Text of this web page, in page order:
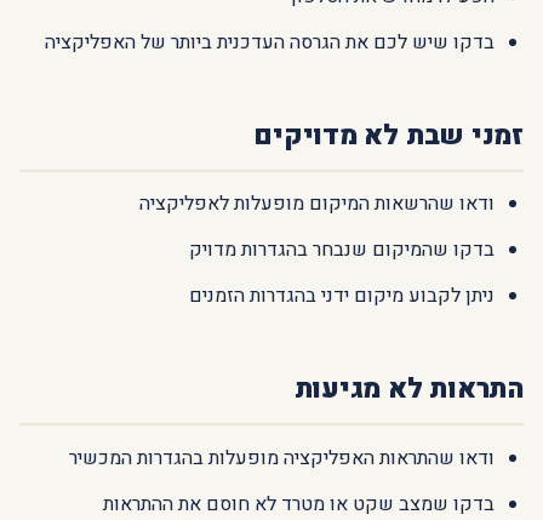
בדקו שיש לכם את הגרסה העדכנית ביותר של האפליקציה
זמני שבת לא מדויקים
ודאו שהרשאות המיקום מופעלות לאפליקציה
בדקו שהמיקום שנבחר בהגדרות מדויק
ניתן לקבוע מיקום ידני בהגדרות הזמנים
התראות לא מגיעות
ודאו שהתראות האפליקציה מופעלות בהגדרות המכשיר
בדקו שמצב שקט או מטרד לא חוסם את ההתראות